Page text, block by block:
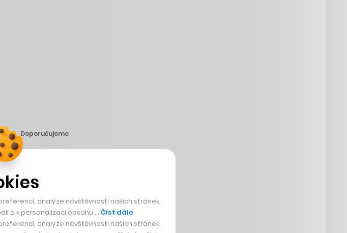
Doporučujeme
analýze návštěvnosti našich stránek,
a k personalizaci obsahu … Číst dále
analýze návštěvnosti našich stránek,